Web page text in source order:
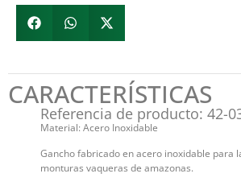
CARACTERÍSTICAS
Referencia de producto: 42-
Material: Acero Inoxidable
Gancho fabricado en acero inoxidable para
monturas vaqueras de amazonas.